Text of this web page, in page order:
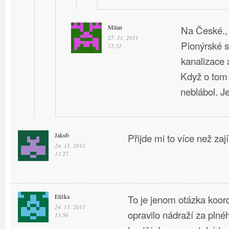
Milan
27. 11. 2011
12.52
Na
Pionýrské
kanalizace
Když o
neblábol.
Jakub
24. 11. 2011
13.27
Přijde mi to více než
Eliška
24. 11. 2011
13.56
To je jenom otázka
opravilo nádraží za